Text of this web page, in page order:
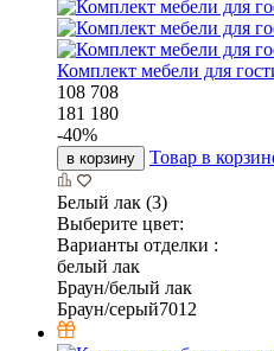
Комплект мебели для
108 708
181 180
-40%
в корзину Товар в
Белый лак (3)
Выберите цвет:
Варианты отделки :
белый лак
Браун/белый лак
Браун/серый7012